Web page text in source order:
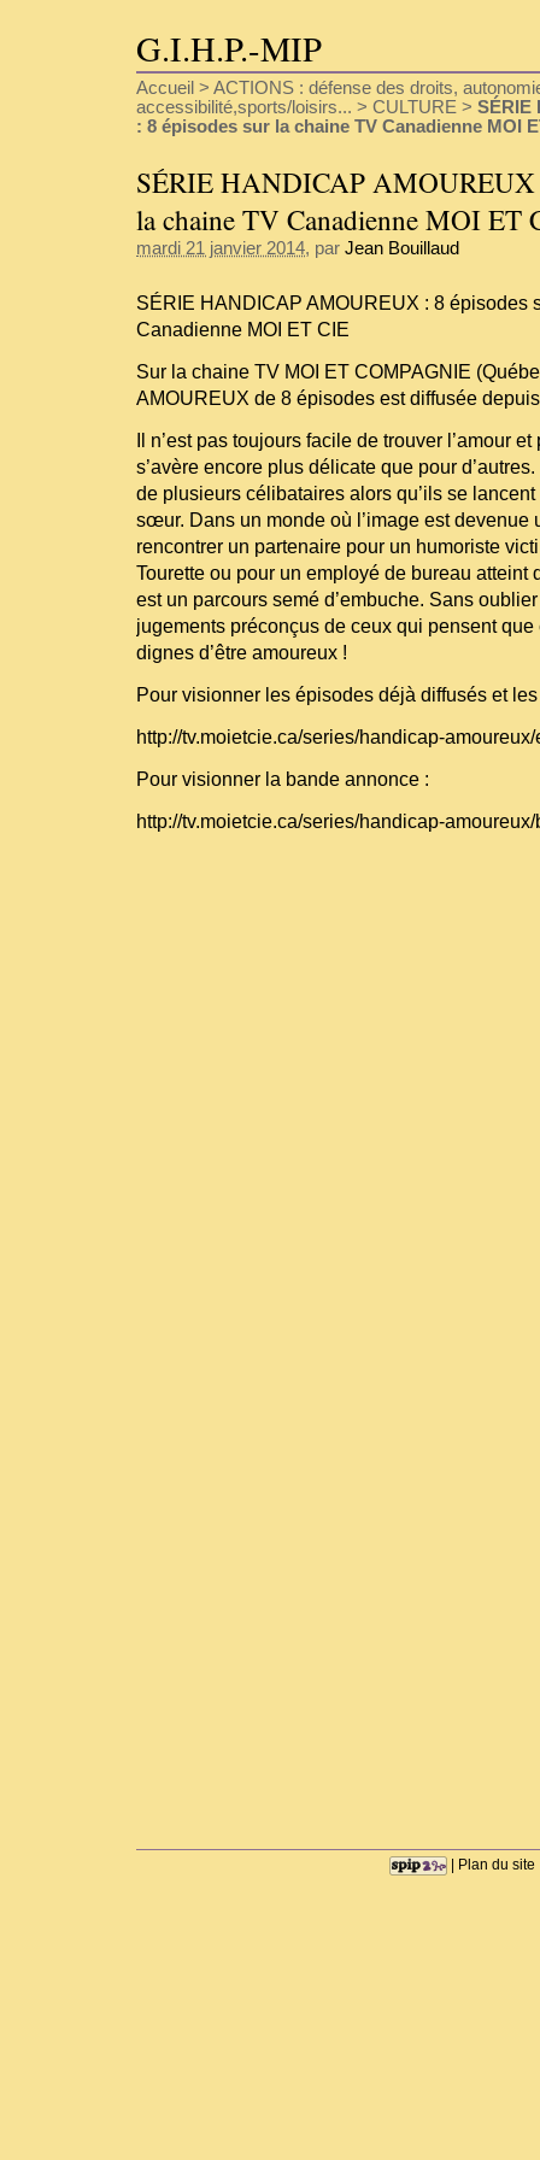
G.I.H.P.-MIP
Accueil > ACTIONS : défense des droits,
accessibilité,sports/loisirs... > CULTURE > SÉRIE
: 8 épisodes sur la chaine TV Canadienne MOI
SÉRIE HANDICAP AMOUREUX
la chaine TV Canadienne MOI ET
mardi 21 janvier 2014, par Jean Bouillaud
SÉRIE HANDICAP AMOUREUX : 8 épisodes
Canadienne MOI ET CIE
Sur la chaine TV MOI ET COMPAGNIE
AMOUREUX de 8 épisodes est diffusée
Il n’est pas toujours facile de trouver l’amour
s’avère encore plus délicate que pour
de plusieurs célibataires alors qu’ils se
sœur. Dans un monde où l’image est devenue
rencontrer un partenaire pour un humoriste
Tourette ou pour un employé de bureau atteint
est un parcours semé d’embuche. Sans
jugements préconçus de ceux qui pensent
dignes d’être amoureux !
Pour visionner les épisodes déjà diffusés et
http://tv.moietcie.ca/series/handicap-
Pour visionner la bande annonce :
http://tv.moietcie.ca/series/handicap-
Plan du site